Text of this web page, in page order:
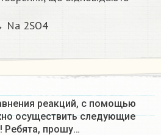
2SO4​
реакций, с помощью
осуществить следующие
Ребята, прошу…